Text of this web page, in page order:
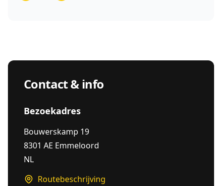
Contact & info
Bezoekadres
Bouwerskamp 19
8301 AE Emmeloord
NL
Routebeschrijving